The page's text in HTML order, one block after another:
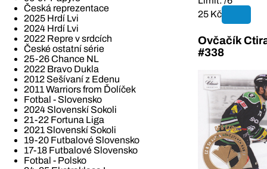
Česká reprezentace
2025 Hrdí Lvi
2024 Hrdí Lvi
2022 Repre v srdcích
České ostatní série
25-26 Chance NL
2022 Bravo Dukla
2012 Sešívaní z Edenu
2011 Warriors from Ďolíček
Fotbal - Slovensko
2024 Slovenskí Sokoli
21-22 Fortuna Liga
2021 Slovenskí Sokoli
19-20 Futbalové Slovensko
17-18 Futbalové Slovensko
Fotbal - Polsko
25 Kč
Ovčačík
#338